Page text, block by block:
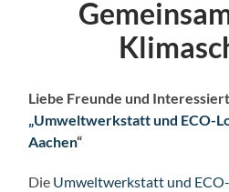
Liebe Freunde und
„Umweltwerkstatt und ECO-
Aachen“
Die Umweltwerkstatt und